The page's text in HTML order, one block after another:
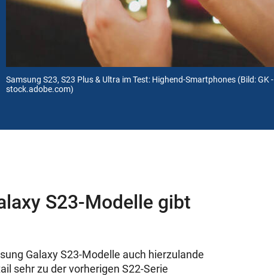
Samsung S23, S23 Plus & Ultra im Test: Highend-Smartphones (Bild: GK -
stock.adobe.com)
S23-Modelle gibt
Galaxy S23-Modelle auch hierzulande
sehr zu der vorherigen S22-Serie